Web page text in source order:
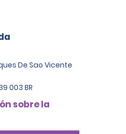
De Sao Vicente
003 BR
sobre la